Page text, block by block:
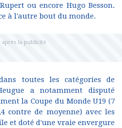
ou encore Hugo Besson.
à l'autre bout du monde.
toutes les catégories de
a notamment disputé
la Coupe du Monde U19 (7
contre de moyenne) avec les
et doté d'une vraie envergure